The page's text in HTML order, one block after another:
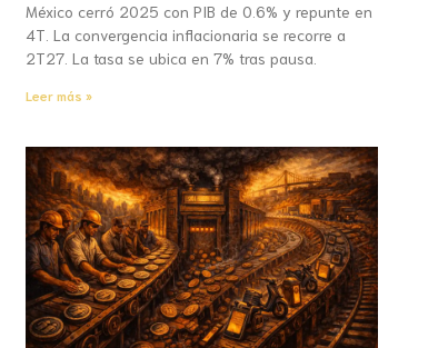
México cerró 2025 con PIB de 0.6% y repunte en
4T. La convergencia inflacionaria se recorre a
2T27. La tasa se ubica en 7% tras pausa.
Leer más »